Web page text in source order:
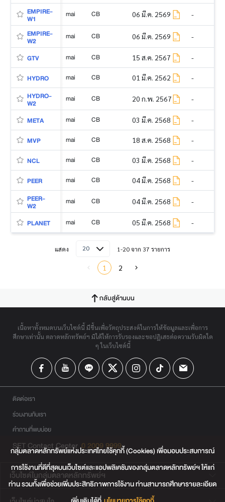
EMPIRE-
W1 mai CB 06 มี.ค. 2569 -
EMPIRE-
W2 mai CB 06 มี.ค. 2569 -
GTV mai CB 15 ส.ค. 2567 -
HYDRO mai CB 01 มี.ค. 2562 -
HYDRO-
W2 mai CB 20 ก.พ. 2567 -
META mai CB 03 มี.ค. 2568 -
MVP mai CB 18 ส.ค. 2568 -
NCL mai CB 03 มี.ค. 2568 -
PEER mai CB 04 มี.ค. 2568 -
PEER-
W2 mai CB 04 มี.ค. 2568 -
PLANET mai CB 05 มี.ค. 2568 -
แสดง 20 1-20 จาก 37 รายการ
1 2
กลับสู่ด้านบน
เนื้อหาทั้งหมดบนเว็บไซต์นี้ มีขึ้นเพื่อวัตถุประสงค์ในการให้ข้อมูลและเพื่อการ
ศึกษาเท่านั้น ตลาดหลักทรัพย์ฯ มิได้ให้การรับรองและขอปฏิเสธต่อความรับผิดใด
ๆ ในเว็บไซต์นี้
ติดต่อเรา
ร่วมงานกับเรา
คำถามที่พบบ่อย
SET Contact Center 0 2009 9999
เว็บไซต์ในกลุ่มตลาดหลักทรัพย์ฯ
กลุ่มตลาดหลักทรัพย์แห่งประเทศไทยใช้คุกกี้ (Cookies) เพื่อมอบประสบการณ์
การใช้งานที่ดีที่สุดบนเว็บไซต์และแอปพลิเคชันของกลุ่มตลาดหลักทรัพย์ฯ ให้แก่
ท่าน รวมทั้งเพื่อช่วยเพิ่มประสิทธิภาพการใช้งาน ท่านสามารถศึกษารายละเอียด